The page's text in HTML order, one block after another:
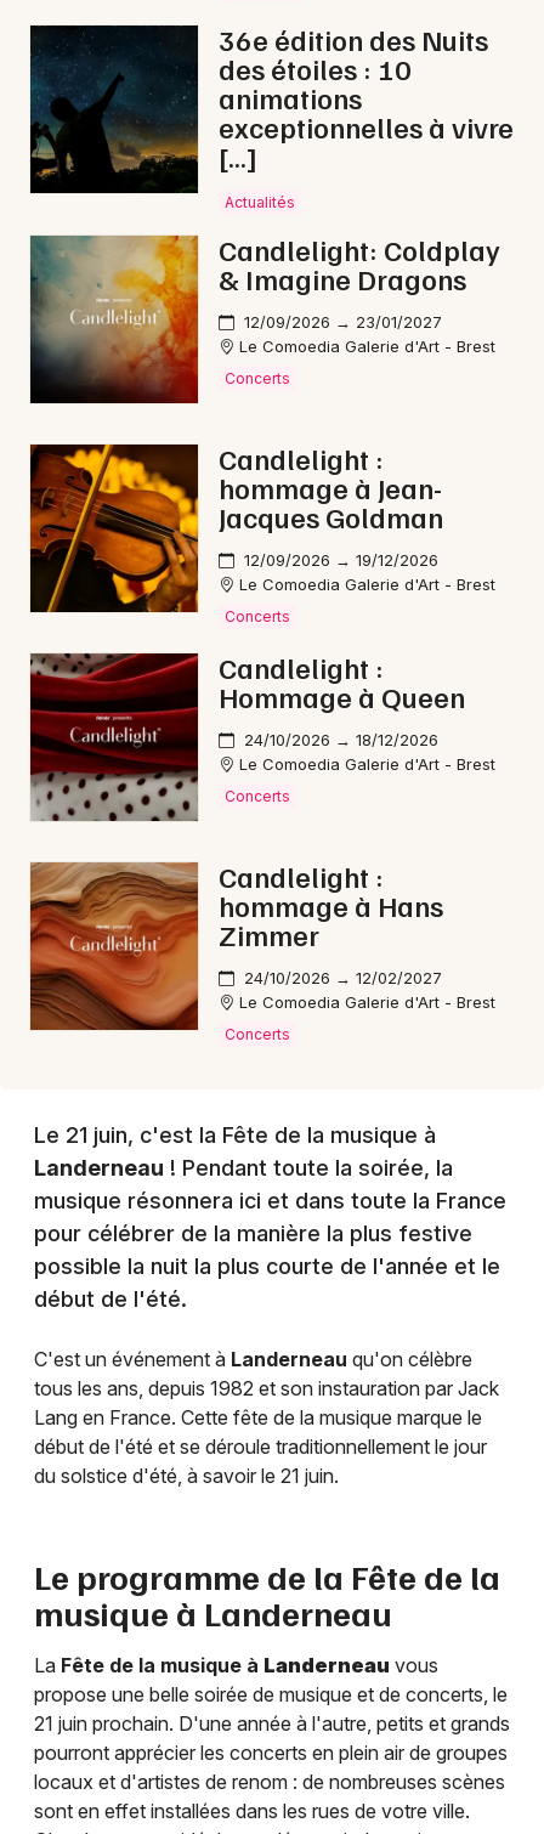
Sorties & loisirs
Fête de la musique dans le Finistère
Fête de la musique en Bretagne
Newsletter des sorties
Artistes en tournée
Magazine à Brest
29 - Finistère
Choisir mes départements
Mon email
Je m'abonne
36e édition des Nuits
des étoiles : 10
animations
exceptionnelles à vivre
[…]
Actualités
Candlelight: Coldplay
& Imagine Dragons
12/09/2026 → 23/01/2027
Le Comoedia Galerie d'Art - Brest
Concerts
Candlelight :
hommage à Jean-
Jacques Goldman
12/09/2026 → 19/12/2026
Le Comoedia Galerie d'Art - Brest
Concerts
Candlelight :
Hommage à Queen
24/10/2026 → 18/12/2026
Le Comoedia Galerie d'Art - Brest
Concerts
Candlelight :
hommage à Hans
Zimmer
24/10/2026 → 12/02/2027
Le Comoedia Galerie d'Art - Brest
Concerts
Le 21 juin, c'est la Fête de la musique à
Landerneau ! Pendant toute la soirée, la
musique résonnera ici et dans toute la France
pour célébrer de la manière la plus festive
possible la nuit la plus courte de l'année et le
début de l'été.
C'est un événement à Landerneau qu'on célèbre
tous les ans, depuis 1982 et son instauration par Jack
Lang en France. Cette fête de la musique marque le
début de l'été et se déroule traditionnellement le jour
du solstice d'été, à savoir le 21 juin.
Le programme de la Fête de la
musique à Landerneau
La Fête de la musique à Landerneau vous
propose une belle soirée de musique et de concerts, le
21 juin prochain. D'une année à l'autre, petits et grands
pourront apprécier les concerts en plein air de groupes
locaux et d'artistes de renom : de nombreuses scènes
sont en effet installées dans les rues de votre ville.